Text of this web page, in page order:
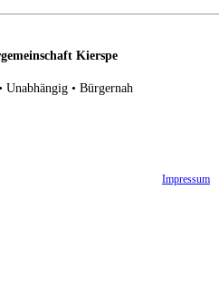
Kierspe
Unabhängig • Bürgernah
Impressum